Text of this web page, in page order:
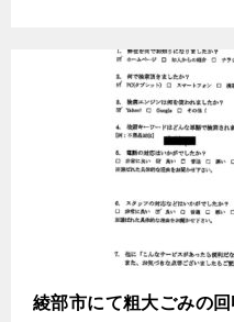
綾部市にて粗大ごみの